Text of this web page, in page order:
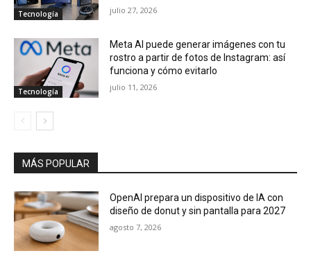
Tecnología julio 27, 2026
Tecnología
Meta AI puede generar imágenes con tu
rostro a partir de fotos de Instagram: así
funciona y cómo evitarlo
julio 11, 2026
MÁS POPULAR
OpenAI prepara un dispositivo de IA con
diseño de donut y sin pantalla para 2027
agosto 7, 2026